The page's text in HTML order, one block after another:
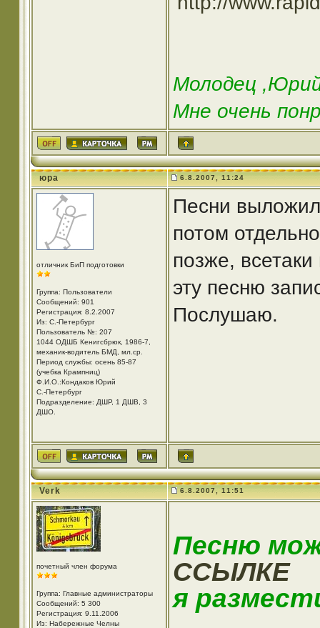
Молодец
Мне очень
юра 6.8.2007, 11:24
отличник БиП подготовки
Группа: Пользователи
Сообщений: 901
Регистрация: 8.2.2007
Из: С.-Петербург
Пользователь №: 207
1044 ОДШБ Кенигсбрюк, 1986-7,
механик-водитель БМД, мл.ср.
Период службы: осень 85-87
(учебка Крампниц)
Ф.И.О.:Кондаков Юрий
С.-Петербург
Подразделение: ДШР, 1 ДШВ, 3
ДШО.
Песни
потом
позже,
эту песню
Послушаю.
Verk 6.8.2007, 11:51
почетный член форума
Группа: Главные администраторы
Сообщений: 5 300
Регистрация: 9.11.2006
Из: Набережные Челны
Песню
ССЫЛКЕ
я